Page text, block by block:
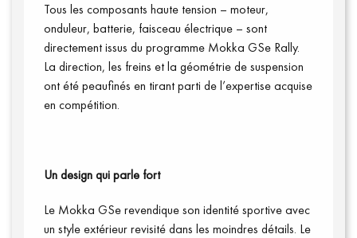
Tous les composants haute tension – moteur,
onduleur, batterie, faisceau électrique – sont
directement issus du programme Mokka GSe Rally.
La direction, les freins et la géométrie de suspension
ont été peaufinés en tirant parti de l’expertise acquise
en compétition.
Un design qui parle fort
Le Mokka GSe revendique son identité sportive avec
un style extérieur revisité dans les moindres détails. Le